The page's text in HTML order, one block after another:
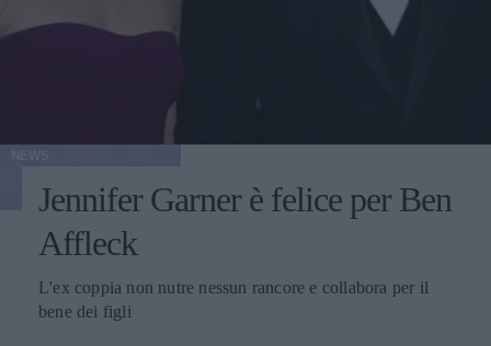
Jennifer Garner è felice per Ben
Affleck
L'ex coppia non nutre nessun rancore e collabora per il
bene dei figli